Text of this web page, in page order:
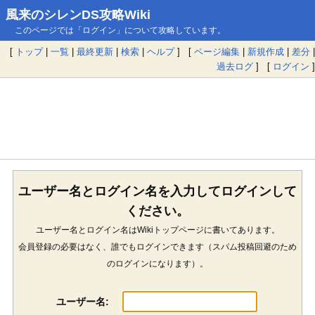
風来のシレンDS攻略Wiki
このページでは「ログイン」について攻略しています。
[ トップ| 一覧 | 最終更新 | 検索 | ヘルプ] [ ページ編集 | 新規作成 | 差分 |
過去ログ ] [ ログイン ]
ユーザー名とログイン名を入力してログインして
ください。
ユーザー名とログイン名はWikiトップページに書いてあります。
会員登録の必要はなく、誰でもログインできます（スパム投稿回避のため
のログインになります）。
ユーザー名: